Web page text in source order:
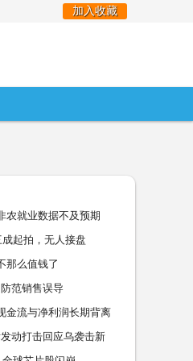
加入收藏
农就业数据不及预期
起拍，无人接盘
那么值钱了
范销售误导
金流与净利润长期背离
动打击回应乌袭击新